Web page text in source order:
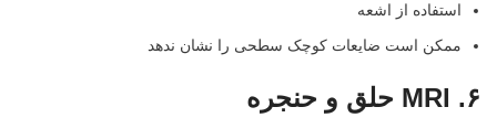
استفاده از اشعه
ممکن است ضایعات کوچک سطحی را نشان ندهد
۶. MRI حلق و حنجره